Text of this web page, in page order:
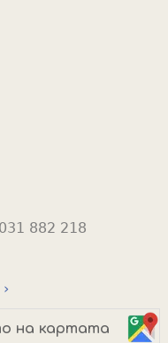
031 882 218
на картата